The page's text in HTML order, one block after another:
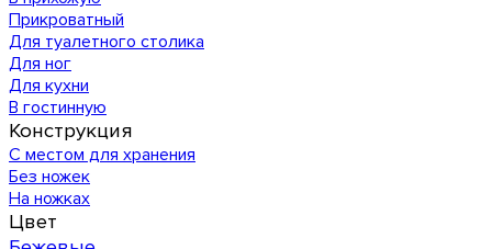
Прикроватный
Для туалетного столика
Для ног
Для кухни
В гостинную
Конструкция
С местом для хранения
Без ножек
На ножках
Цвет